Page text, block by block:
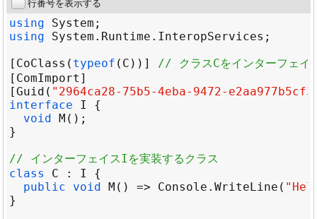
行番号を表示する
using System
using
System . Runtime . InteropServices
[ CoClass ( typeof ( C ))] // クラスCをインターフェイ
[ ComImport
[Guid ( "2964ca28-75b5-4eba-9472-
interface
I
void M
// インターフェイスIを実装するクラス
class
C : I
public
void M () => Console . WriteLine (